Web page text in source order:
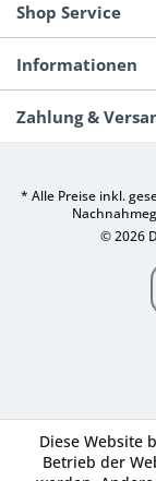
Shop Service
Informationen
Zahlung &
* Alle Preise inkl.
© 2026
Diese Website
Betrieb der